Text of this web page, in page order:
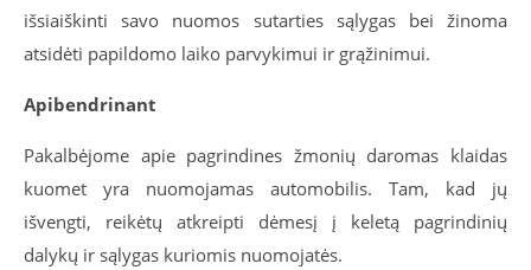
išsiaiškinti savo nuomos sutarties sąlygas bei žinoma
atsidėti papildomo laiko parvykimui ir grąžinimui.
Apibendrinant
Pakalbėjome apie pagrindines žmonių daromas klaidas
kuomet yra nuomojamas automobilis. Tam, kad jų
išvengti, reikėtų atkreipti dėmesį į keletą pagrindinių
dalykų ir sąlygas kuriomis nuomojatės.